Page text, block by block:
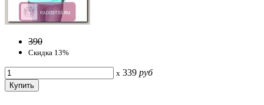
390
Скидка 13%
x 339 руб